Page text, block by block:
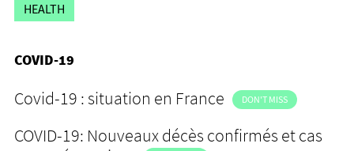
HEALTH
COVID-19
Covid-19 : situation en France DON'T MISS
COVID-19: Nouveaux décès confirmés et cas